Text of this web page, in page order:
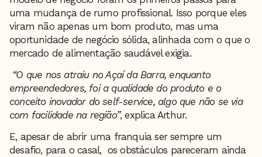
uma mudança de rumo profissional. Isso porque eles
viram não apenas um bom produto, mas uma
oportunidade de negócio sólida, alinhada com o que o
mercado de alimentação saudável exigia.
“O que nos atraiu no Açaí da Barra, enquanto
empreendedores, foi a qualidade do produto e o
conceito inovador do self-service, algo que não se via
com facilidade na região”, explica Arthur.
E, apesar de abrir uma franquia ser sempre um
desafio, para o casal, os obstáculos pareceram ainda